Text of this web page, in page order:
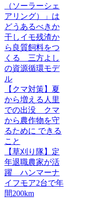
（ソーラーシェ
アリング）」は
どうあるべきか
干しイモ残渣か
ら良質飼料をつ
くる 三方よし
の資源循環モデ
ル
【クマ対策】夏
から増える人里
での出没 クマ
から農作物を守
るために できる
こと
【草刈り隊】定
年退職農家が活
躍 ハンマーナ
イフモア2台で年
間200km